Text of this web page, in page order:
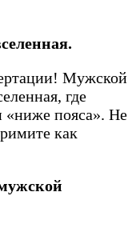
Мужской
где
«ниже пояса». Не
как